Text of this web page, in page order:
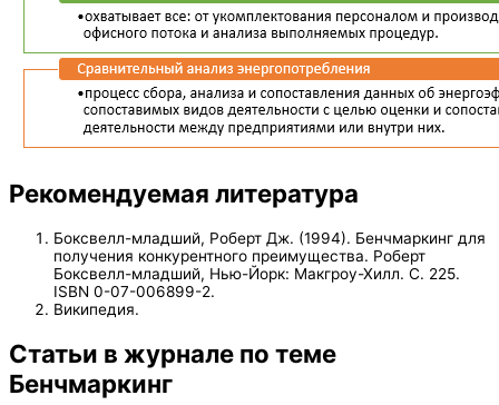
Рекомендуемая литература
Боксвелл-младший, Роберт Дж. (1994). Бенчмаркинг для
получения конкурентного преимущества. Роберт
Боксвелл-младший, Нью-Йорк: Макгроу-Хилл. С. 225.
ISBN 0-07-006899-2.
Википедия.
Статьи в журнале по теме
Бенчмаркинг